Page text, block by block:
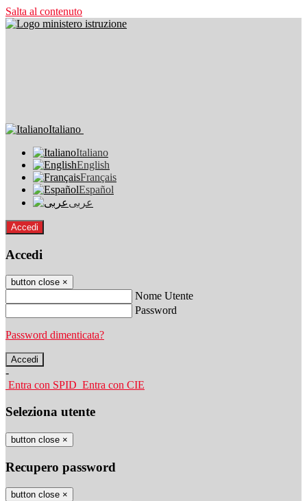
Salta al contenuto
Italiano
Italiano
English
Français
Español
عربى
Accedi
Accedi
button close ×
Nome Utente
Password
Password dimenticata?
-
Entra con SPID Entra con CIE
Seleziona utente
button close ×
Recupero password
button close ×